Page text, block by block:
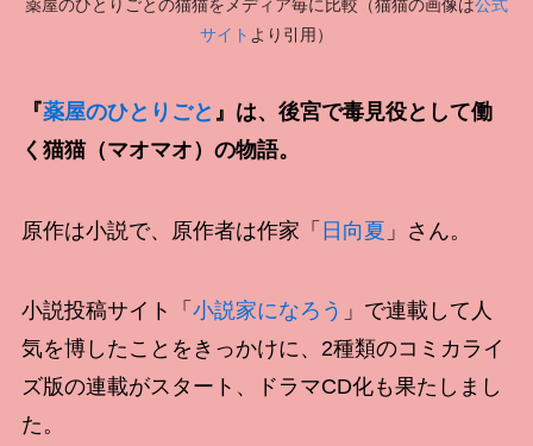
薬屋のひとりごとの猫猫をメディア毎に比較（猫猫の画像は公式
サイト より引用）
『薬屋のひとりごと 』は、後宮で毒見役として働
く猫猫（マオマオ）の物語。
原作は小説で、原作者は作家「 日向夏 」さん。
小説投稿サイト「 小説家になろう 」で連載して人
気を博したことをきっかけに、2種類のコミカライ
ズ版の連載がスタート、ドラマCD化も果たしまし
た。